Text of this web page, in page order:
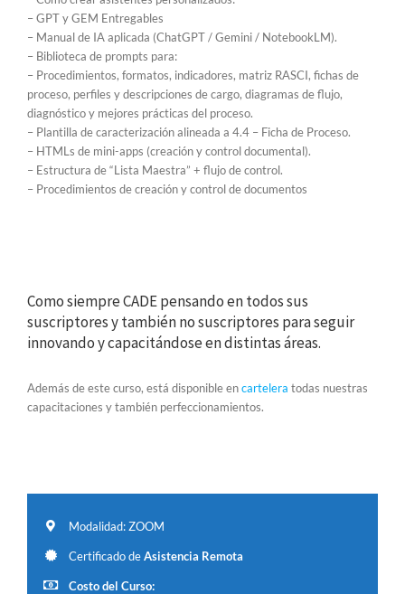
– GPT y GEM Entregables
– Manual de IA aplicada (ChatGPT / Gemini / NotebookLM).
– Biblioteca de prompts para:
– Procedimientos, formatos, indicadores, matriz RASCI, fichas de
proceso, perfiles y descripciones de cargo, diagramas de flujo,
diagnóstico y mejores prácticas del proceso.
– Plantilla de caracterización alineada a 4.4 – Ficha de Proceso.
– HTMLs de mini-apps (creación y control documental).
– Estructura de “Lista Maestra” + flujo de control.
– Procedimientos de creación y control de documentos
Como siempre CADE pensando en todos sus
suscriptores y también no suscriptores para seguir
innovando y capacitándose en distintas áreas.
Además de este curso, está disponible encartelera todas nuestras
capacitaciones y también perfeccionamientos.
Modalidad: ZOOM
Certificado deAsistencia Remota
Costo del Curso: